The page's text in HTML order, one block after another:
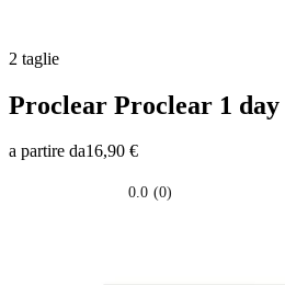
2 taglie
Proclear Proclear 1 day
a partire da16,90 €
0.0 (0)